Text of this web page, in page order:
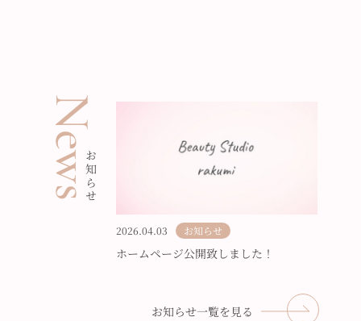
お知らせ
News
2026.04.03 お知らせ
ホームページ公開致しました！
お知らせ一覧を見る